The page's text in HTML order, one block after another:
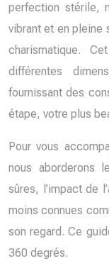
perfection stérile,
vibrant et en pleine
charismatique.
différentes
fournissant des
étape, votre plus
Pour vous
nous aborderons
sûres, l’impact de
moins connues
son regard. Ce
360 degrés.